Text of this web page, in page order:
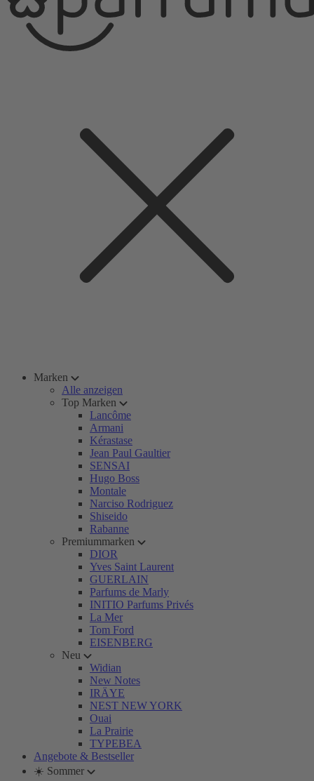
Marken
Alle anzeigen
Top Marken
Lancôme
Armani
Kérastase
Jean Paul Gaultier
SENSAI
Hugo Boss
Montale
Narciso Rodriguez
Shiseido
Rabanne
Premiummarken
DIOR
Yves Saint Laurent
GUERLAIN
Parfums de Marly
INITIO Parfums Privés
La Mer
Tom Ford
EISENBERG
Neu
Widian
New Notes
IRÄYE
NEST NEW YORK
Ouai
La Prairie
TYPEBEA
Angebote & Bestseller
☀️ Sommer